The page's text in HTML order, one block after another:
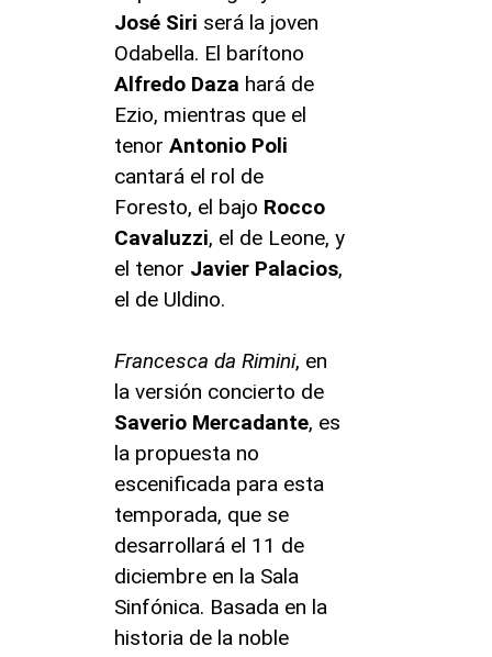
José Siri será la joven
Odabella. El barítono
Alfredo Daza hará de
Ezio, mientras que el
tenor Antonio Poli
cantará el rol de
Foresto, el bajo Rocco
Cavaluzzi, el de Leone, y
el tenor Javier Palacios,
el de Uldino.
Francesca da Rimini, en
la versión concierto de
Saverio Mercadante, es
la propuesta no
escenificada para esta
temporada, que se
desarrollará el 11 de
diciembre en la Sala
Sinfónica. Basada en la
historia de la noble